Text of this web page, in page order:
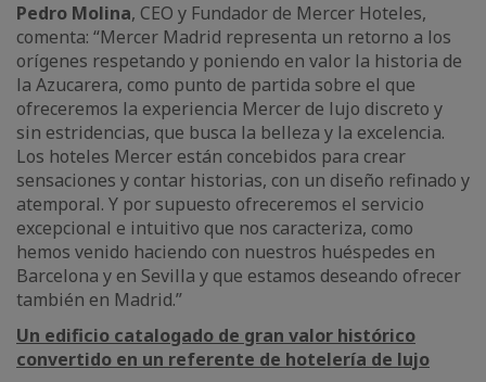
Pedro Molina, CEO y Fundador de Mercer Hoteles,
comenta: “Mercer Madrid representa un retorno a los
orígenes respetando y poniendo en valor la historia de
la Azucarera, como punto de partida sobre el que
ofreceremos la experiencia Mercer de lujo discreto y
sin estridencias, que busca la belleza y la excelencia.
Los hoteles Mercer están concebidos para crear
sensaciones y contar historias, con un diseño refinado y
atemporal. Y por supuesto ofreceremos el servicio
excepcional e intuitivo que nos caracteriza, como
hemos venido haciendo con nuestros huéspedes en
Barcelona y en Sevilla y que estamos deseando ofrecer
también en Madrid.”
Un edificio catalogado de gran valor histórico
convertido en un referente de hotelería de lujo